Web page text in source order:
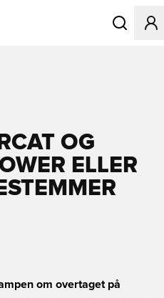
Åbner en
OG
ELLER
om overtaget på